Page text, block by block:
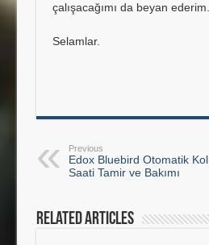
çalışacağımı da beyan ederim.
Selamlar.
Previous
Edox Bluebird Otomatik Kol
Saati Tamir ve Bakımı
Related Articles